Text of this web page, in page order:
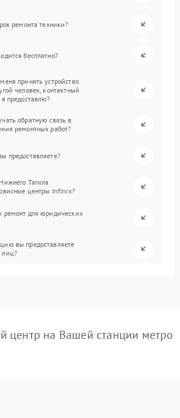
ремонта техники?
бесплатно?
принять устройство
человек, контактный
предоставлю?
обратную связь в
ремонтных работ?
предоставляете?
Тагила
центры Infinix?
ремонт для юридических
вы предоставляете
лиц?
центр на Вашей станции метро